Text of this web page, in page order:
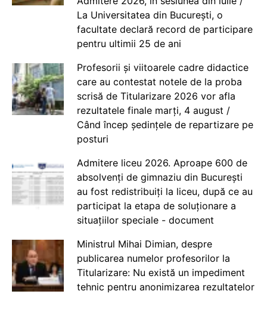
La Universitatea din București, o
facultate declară record de participare
pentru ultimii 25 de ani
Profesorii și viitoarele cadre didactice
care au contestat notele de la proba
scrisă de Titularizare 2026 vor afla
rezultatele finale marți, 4 august /
Când încep ședințele de repartizare pe
posturi
Admitere liceu 2026. Aproape 600 de
absolvenți de gimnaziu din București
au fost redistribuiți la liceu, după ce au
participat la etapa de soluționare a
situațiilor speciale - document
Ministrul Mihai Dimian, despre
publicarea numelor profesorilor la
Titularizare: Nu există un impediment
tehnic pentru anonimizarea rezultatelor